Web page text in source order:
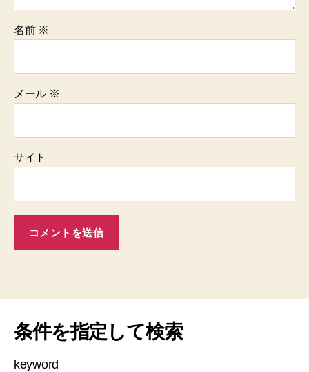
名前 ※
メール ※
サイト
条件を指定して検索
keyword